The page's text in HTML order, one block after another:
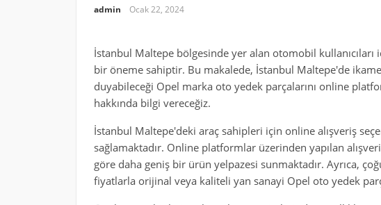
admin Ocak 22, 2024
İstanbul Maltepe bölgesinde yer alan otomobil
bir öneme sahiptir. Bu makalede, İstanbul Maltepe'de
duyabileceği Opel marka oto yedek parçalarını online
hakkında bilgi vereceğiz.
İstanbul Maltepe'deki araç sahipleri için online alışveriş
sağlamaktadır. Online platformlar üzerinden yapılan
göre daha geniş bir ürün yelpazesi sunmaktadır. Ayrıca,
fiyatlarla orijinal veya kaliteli yan sanayi Opel oto yedek